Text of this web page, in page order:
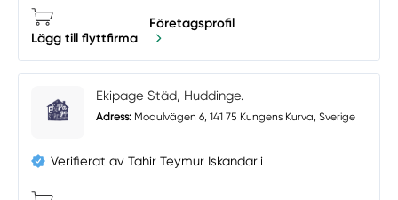
Lägg till flyttfirma
Företagsprofil
Ekipage Städ, Huddinge.
Adress: Modulvägen 6, 141 75 Kungens Kurva, Sverige
Verifierat av Tahir Teymur Iskandarli